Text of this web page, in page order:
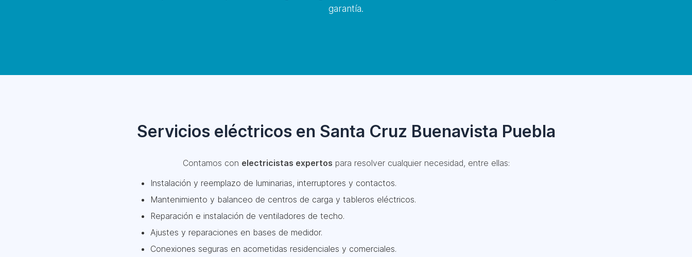
garantía.
Servicios eléctricos en Santa Cruz Buenavista Puebla
Contamos con electricistas expertos para resolver cualquier necesidad, entre ellas:
Instalación y reemplazo de luminarias, interruptores y contactos.
Mantenimiento y balanceo de centros de carga y tableros eléctricos.
Reparación e instalación de ventiladores de techo.
Ajustes y reparaciones en bases de medidor.
Conexiones seguras en acometidas residenciales y comerciales.